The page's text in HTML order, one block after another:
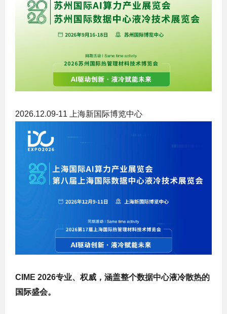
2026.12.09-11 上海新国际博览中心
CIME 2026专业、权威，涵盖整个数据中心液冷散热的
国际盛会。